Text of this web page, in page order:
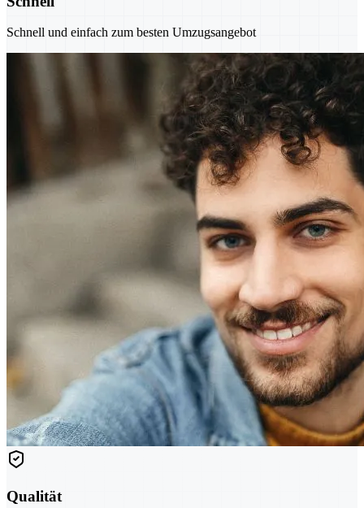
Schnell und einfach zum besten Umzugsangebot
Qualität